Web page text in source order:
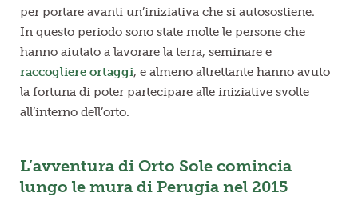
per portare avanti un’iniziativa che si autosostiene.
In questo periodo sono state molte le persone che
hanno aiutato a lavorare la terra, seminare e
raccogliere ortaggi, e almeno altrettante hanno avuto
la fortuna di poter partecipare alle iniziative svolte
all’interno dell’orto.
L’avventura di Orto Sole comincia
lungo le mura di Perugia nel 2015